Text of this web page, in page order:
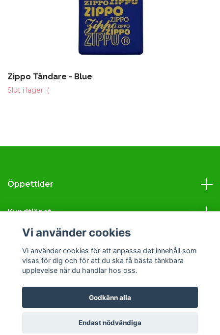
Zippo Tändare - Blue
Slut i lager :(
Öppettider
Kundtjänst
Läs mer
Sociala medier
© 2026 Svava Tobak
Vi använder cookies
Vi använder cookies för att anpassa det innehåll som
visas för dig och för att du ska få bästa tänkbara
upplevelse när du handlar hos oss.
Godkänn alla
Endast nödvändiga